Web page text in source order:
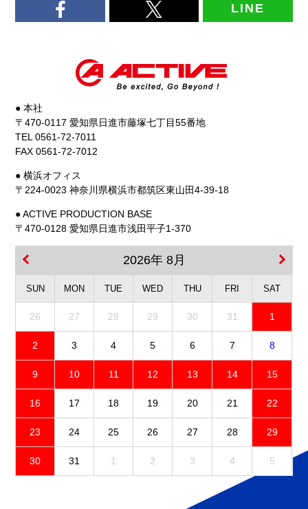
LINE
● 本社
〒470-0117 愛知県日進市藤塚七丁目55番地
TEL 0561-72-7011
FAX 0561-72-7012
● 横浜オフィス
〒224-0023 神奈川県横浜市都筑区東山田4-39-18
● ACTIVE PRODUCTION BASE
〒470-0128 愛知県日進市浅田平子1-370
2026年 8月
SUN MON TUE WED THU FRI SAT
26 27 28 29 30 31 1
2 3 4 5 6 7 8
9 10 11 12 13 14 15
16 17 18 19 20 21 22
23 24 25 26 27 28 29
30 31 1 2 3 4 5